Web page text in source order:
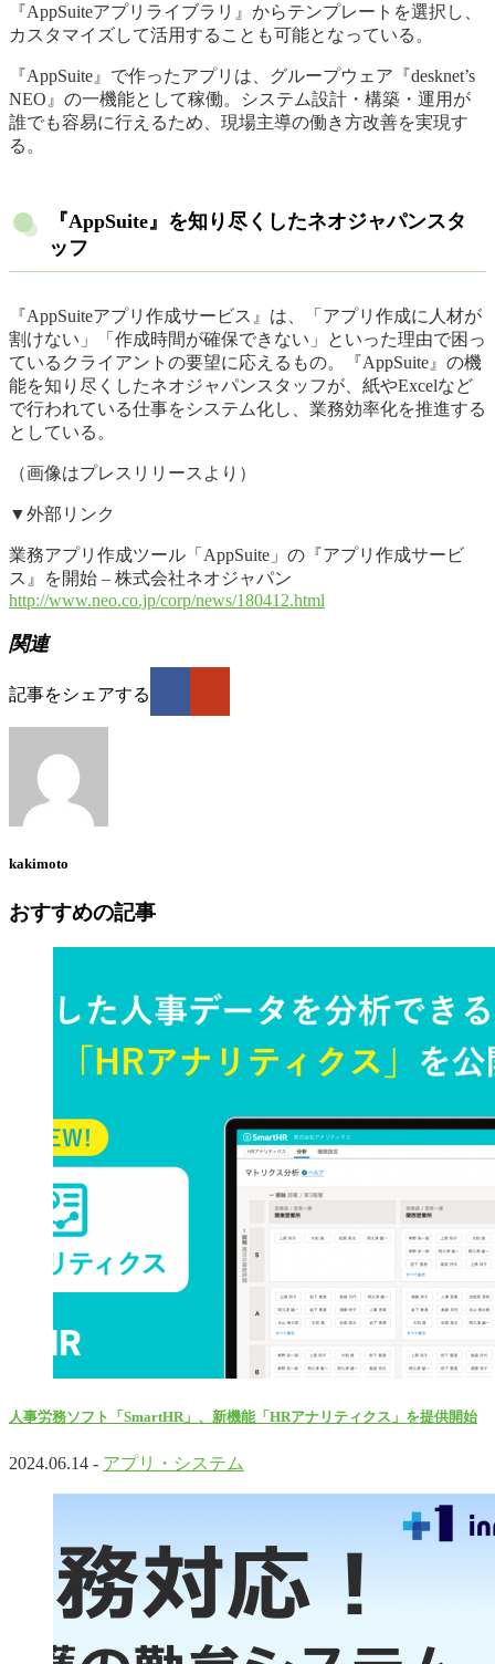
『AppSuiteアプリライブラリ』からテンプレートを選択し、
カスタマイズして活用することも可能となっている。
『AppSuite』で作ったアプリは、グループウェア『desknet’s
NEO』の一機能として稼働。システム設計・構築・運用が
誰でも容易に行えるため、現場主導の働き方改善を実現す
る。
『AppSuite』を知り尽くしたネオジャパンスタ
ッフ
『AppSuiteアプリ作成サービス』は、「アプリ作成に人材が
割けない」「作成時間が確保できない」といった理由で困っ
ているクライアントの要望に応えるもの。『AppSuite』の機
能を知り尽くしたネオジャパンスタッフが、紙やExcelなど
で行われている仕事をシステム化し、業務効率化を推進する
としている。
（画像はプレスリリースより）
▼外部リンク
業務アプリ作成ツール「AppSuite」の『アプリ作成サービ
ス』を開始 – 株式会社ネオジャパン
http://www.neo.co.jp/corp/news/180412.html
関連
記事をシェアする
kakimoto
おすすめの記事
人事労務ソフト「SmartHR」、新機能「HRアナリティクス」を提供開始
2024.06.14 - アプリ・システム